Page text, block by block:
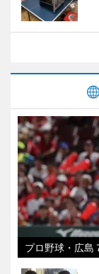
プロ野球・広島